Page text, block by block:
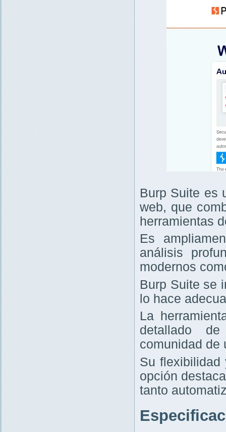
Burp Suite es
web, que
herramientas
Es
análisis
modernos
Burp Suite se
lo hace
La
detallado
comunidad de
Su flexibilidad
opción
tanto